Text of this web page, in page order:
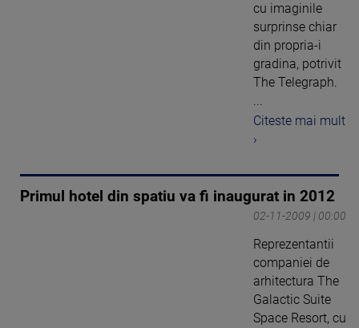
cu imaginile
surprinse chiar
din propria-i
gradina, potrivit
The Telegraph.
...
Citeste mai mult
›
Primul hotel din spatiu va fi inaugurat in 2012
02-11-2009 | 00:00
Reprezentantii
companiei de
arhitectura The
Galactic Suite
Space Resort, cu